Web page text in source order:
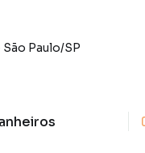
São Paulo/SP